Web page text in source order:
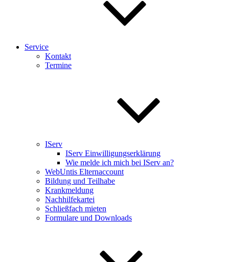
Service
Kontakt
Termine
IServ
IServ Einwilligungserklärung
Wie melde ich mich bei IServ an?
WebUntis Elternaccount
Bildung und Teilhabe
Krankmeldung
Nachhilfekartei
Schließfach mieten
Formulare und Downloads